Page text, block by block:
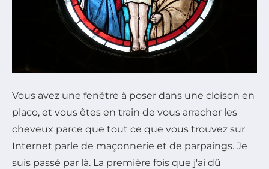
Vous avez une fenêtre à poser dans une cloison en
placo, et vous êtes en train de vous arracher les
cheveux parce que tout ce que vous trouvez sur
Internet parle de maçonnerie et de parpaings. Je
suis passé par là. La première fois que j'ai dû